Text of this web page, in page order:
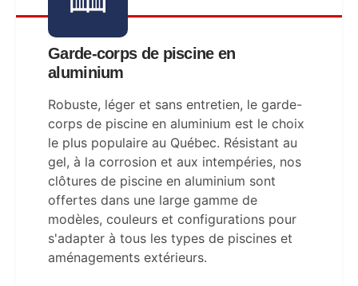
Garde-corps de piscine en
aluminium
Robuste, léger et sans entretien, le garde-
corps de piscine en aluminium est le choix
le plus populaire au Québec. Résistant au
gel, à la corrosion et aux intempéries, nos
clôtures de piscine en aluminium sont
offertes dans une large gamme de
modèles, couleurs et configurations pour
s'adapter à tous les types de piscines et
aménagements extérieurs.